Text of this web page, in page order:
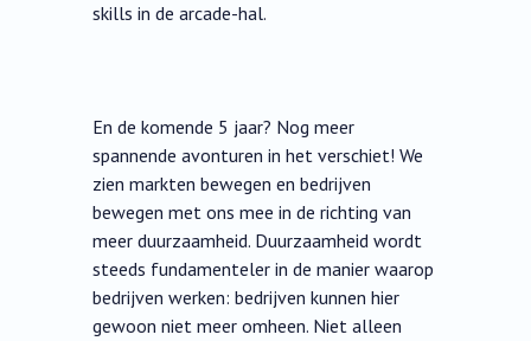
skills in de arcade-hal.
En de komende 5 jaar? Nog meer
spannende avonturen in het verschiet! We
zien markten bewegen en bedrijven
bewegen met ons mee in de richting van
meer duurzaamheid. Duurzaamheid wordt
steeds fundamenteler in de manier waarop
bedrijven werken: bedrijven kunnen hier
gewoon niet meer omheen. Niet alleen